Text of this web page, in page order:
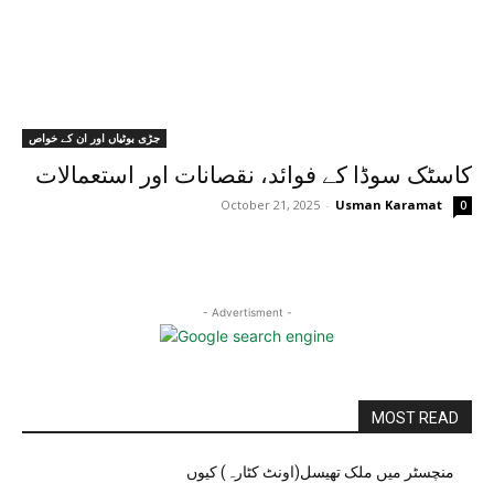
جڑی بوٹیاں اور ان کے خواص
کاسٹک سوڈا کے فوائد، نقصانات اور استعمالات
Usman Karamat
-
October 21, 2025 0
- Advertisment -
MOST READ
منچسٹر میں ملک تھیسل(اونٹ کٹارہ) کیوں